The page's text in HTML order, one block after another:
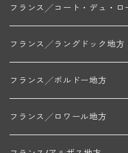
トリシェ・ディディエ
コート・デ・ブラン
ミッシェル・ジュネ
シャブリ地区
プティ・ポンティニィ(シャブリ)
アラン・マティアス(トネロワ)
コート・ド・ニュイ地区
クロード・デュガ(ジュヴレ・シャ
セラファン・ペール・エ・フィス
コート・ド・ボーヌ地区
フランソワーズ・ジャニアール(
マルキ・ダンジェルヴィル(ヴォル
コート・シャロネーズ地区
ロワイエ(コート・デュ・クーショ
フランス╱コート・デュ・ロ
北部地区
ジャン・ルイ・シャーヴ(エルミタ
ジャン・ルイ・シャーヴ・セレク
南部地区
ル・ヴュー・ドンジョン(シャトー
シャトー・ライヤ(シャトーヌフ・
フランス╱ラングドック地方
コトー・デュ・ラングドック
ド・ロルチュ(ヴァルフローネ)
ヴァン・ド・ペイ・ド・レロー
ムーラン・ド・ガサック
フランス╱ボルドー地方
アントル・ドゥー・メール地区
シャトー・レストリーユ
フランス╱ロワール地方